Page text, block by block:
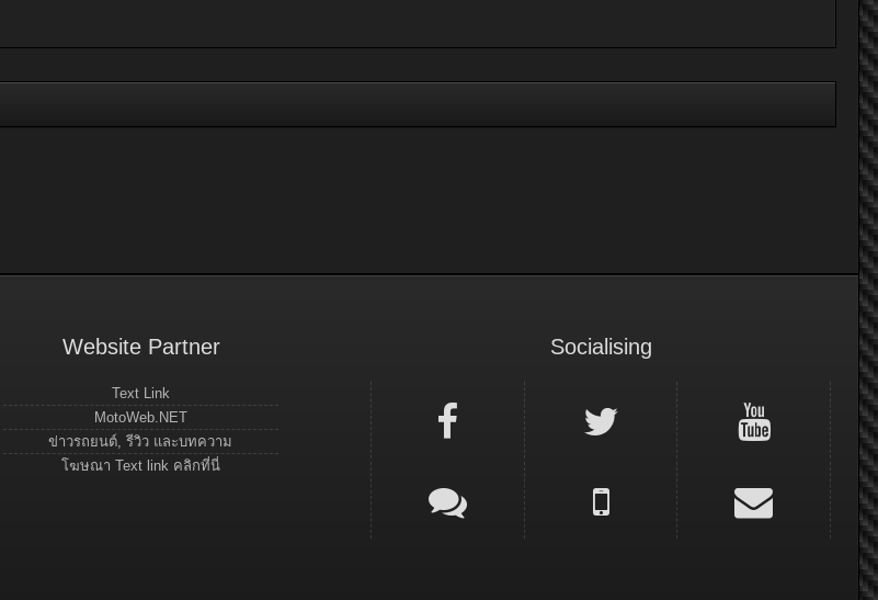
Website Partner
Text Link
MotoWeb.NET
ข่าวรถยนต์, รีวิว และบทความ
โฆษณา Text link คลิกที่นี่
Socialising